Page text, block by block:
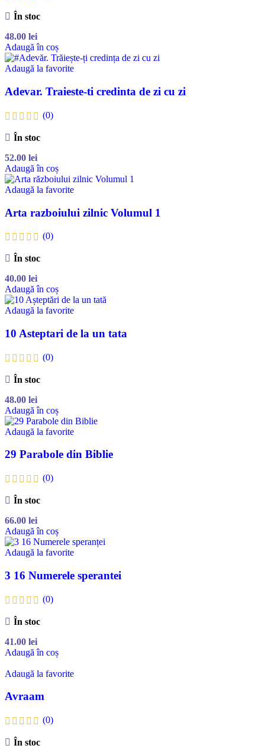
În stoc
48.00 lei
Adaugă în coș
Adaugă la favorite
Adevar. Traieste-ti credinta de zi cu zi
(0)
În stoc
52.00 lei
Adaugă în coș
Adaugă la favorite
Arta razboiului zilnic Volumul 1
(0)
În stoc
40.00 lei
Adaugă în coș
Adaugă la favorite
10 Asteptari de la un tata
(0)
În stoc
48.00 lei
Adaugă în coș
Adaugă la favorite
29 Parabole din Biblie
(0)
În stoc
66.00 lei
Adaugă în coș
Adaugă la favorite
3 16 Numerele sperantei
(0)
În stoc
41.00 lei
Adaugă în coș
Adaugă la favorite
Avraam
(0)
În stoc